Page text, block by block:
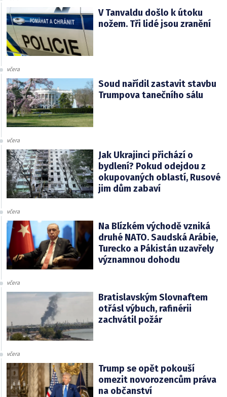
V Tanvaldu došlo k útoku
nožem. Tři lidé jsou zranění
včera
Soud nařídil zastavit stavbu
Trumpova tanečního sálu
včera
Jak Ukrajinci přichází o
bydlení? Pokud odejdou z
okupovaných oblastí, Rusové
jim dům zabaví
včera
Na Blízkém východě vzniká
druhé NATO. Saudská Arábie,
Turecko a Pákistán uzavřely
významnou dohodu
včera
Bratislavským Slovnaftem
otřásl výbuch, rafinérii
zachvátil požár
včera
Trump se opět pokouší
omezit novorozencům práva
na občanství